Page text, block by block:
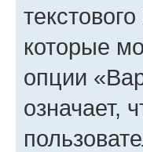
которые
опции
означает,